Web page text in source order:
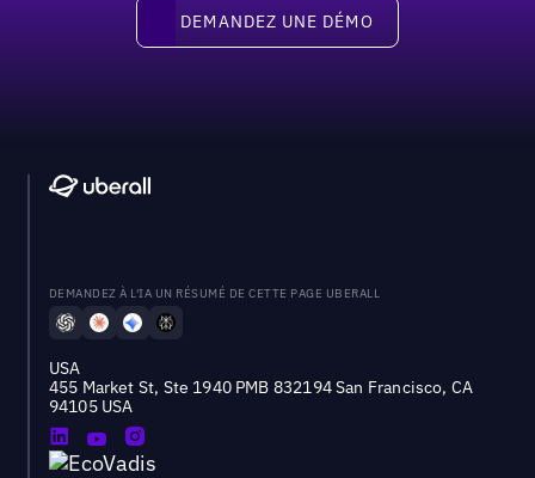
Demandez une démo
DEMANDEZ UNE DÉMO
DEMANDEZ À L'IA UN RÉSUMÉ DE CETTE PAGE UBERALL
USA
455 Market St, Ste 1940 PMB 832194 San Francisco, CA
94105 USA